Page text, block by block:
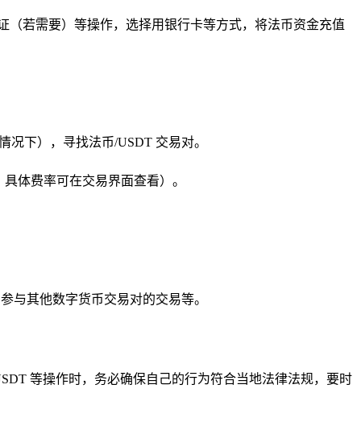
（若需要）等操作，选择用银行卡等方式，将法币资金充值
下），寻找法币/USDT 交易对。
体费率可在交易界面查看）。
与其他数字货币交易对的交易等。
等操作时，务必确保自己的行为符合当地法律法规，要时